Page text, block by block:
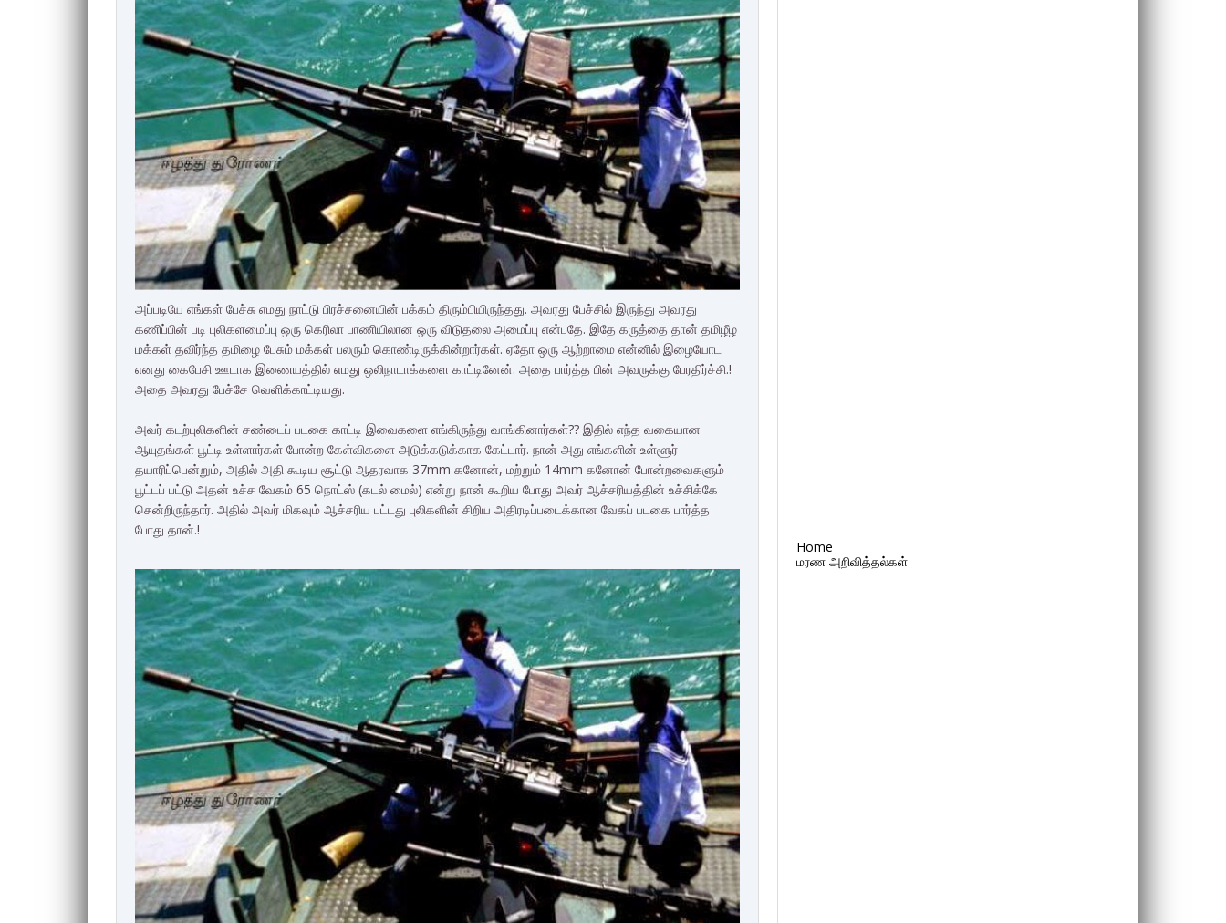
அப்படியே எங்கள் பேச்சு எமது நாட்டு பிரச்சனையின் பக்கம் திரும்பியிருந்தது. அவரது பேச்சில் இருந்து அவரது
கணிப்பின் படி புலிகளமைப்பு ஒரு கெரிலா பாணியிலான ஒரு விடுதலை அமைப்பு என்பதே. இதே கருத்தை தான் தமிழீழ
மக்கள் தவிர்ந்த தமிழை பேசும் மக்கள் பலரும் கொண்டிருக்கின்றார்கள். ஏதோ ஒரு ஆற்றாமை என்னில் இழையோட
எனது கைபேசி ஊடாக இணையத்தில் எமது ஒலிநாடாக்களை காட்டினேன். அதை பார்த்த பின் அவருக்கு பேரதிர்ச்சி.!
அதை அவரது பேச்சே வெளிக்காட்டியது.
அவர் கடற்புலிகளின் சண்டைப் படகை காட்டி இவைகளை எங்கிருந்து வாங்கினார்கள்?? இதில் எந்த வகையான
ஆயுதங்கள் பூட்டி உள்ளார்கள் போன்ற கேள்விகளை அடுக்கடுக்காக கேட்டார். நான் அது எங்களின் உள்ளூர்
தயாரிப்பென்றும், அதில் அதி கூடிய சூட்டு ஆதரவாக 37mm கனோன், மற்றும் 14mm கனோன் போன்றவைகளும்
பூட்டப் பட்டு அதன் உச்ச வேகம் 65 நொட்ஸ் (கடல் மைல்) என்று நான் கூறிய போது அவர் ஆச்சரியத்தின் உச்சிக்கே
சென்றிருந்தார். அதில் அவர் மிகவும் ஆச்சரிய பட்டது புலிகளின் சிறிய அதிரடிப்படைக்கான வேகப் படகை பார்த்த
போது தான்.!
Home
மரண அறிவித்தல்கள்